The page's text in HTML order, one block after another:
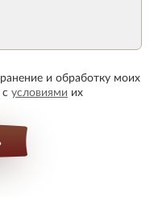
и обработку моих
условиями их